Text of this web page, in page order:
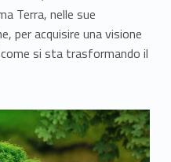
Terra, nelle sue
per acquisire una visione
si sta trasformando il